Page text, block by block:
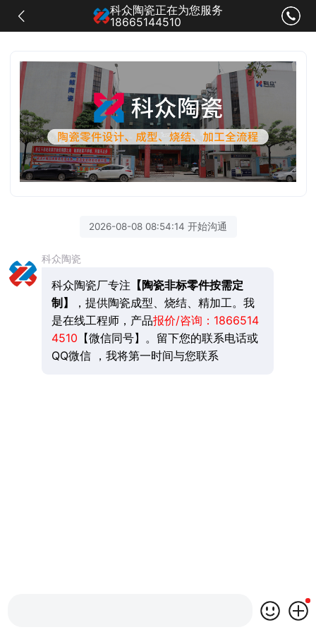
科众陶瓷正在为您服务
18665144510
2026-08-08 08:54:14 开始沟通
科众陶瓷
科众陶瓷厂专注 【陶瓷非标零件按需定
制】
，提供陶瓷成型、烧结、精加工。我
是在线工程师，产品报价/咨询： 1866514
4510 【微信同号】。留下您的联系电话或
QQ微信 ，我将第一时间与您联系